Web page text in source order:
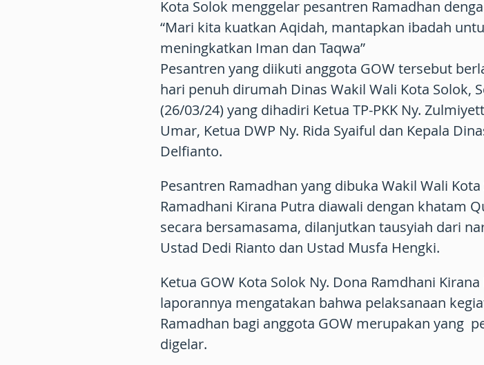
Kota Solok menggelar pesantren Ramadhan
“Mari kita kuatkan Aqidah, mantapkan ibadah
meningkatkan Iman dan Taqwa”
Pesantren yang diikuti anggota GOW tersebut
hari penuh dirumah Dinas Wakil Wali Kota Solok,
(26/03/24) yang dihadiri Ketua TP-PKK Ny.
Umar, Ketua DWP Ny. Rida Syaiful dan Kepala
Delfianto.
Pesantren Ramadhan yang dibuka Wakil Wali Kota
Ramadhani Kirana Putra diawali dengan khatam
secara bersamasama, dilanjutkan tausyiah dari
Ustad Dedi Rianto dan Ustad Musfa Hengki.
Ketua GOW Kota Solok Ny. Dona Ramdhani
laporannya mengatakan bahwa pelaksanaan
Ramadhan bagi anggota GOW merupakan yang
digelar.